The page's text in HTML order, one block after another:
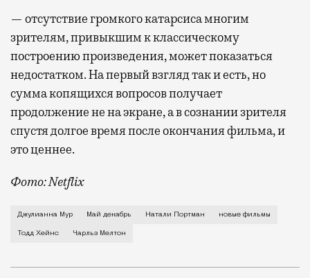
— отсутствие громкого катарсиса многим
зрителям, привыкшим к классическому
построению произведения, может показаться
недостатком. На первый взгляд так и есть, но
сумма копящихся вопросов получает
продолжение не на экране, а в сознании зрителя
спустя долгое время после окончания фильма, и
это ценнее.
Фото: Netflix
Тодд Хейнс всегда интересовался
Джулианна Мур Май декабрь Натали Портман новые фильмы
Тодд Хейнс Чарльз Мелтон